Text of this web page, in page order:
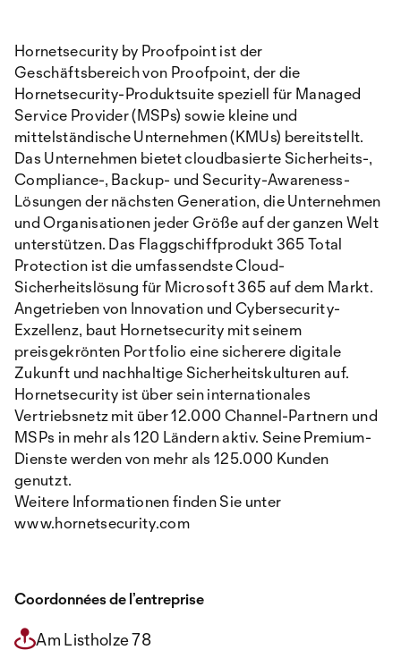
Hornetsecurity by Proofpoint ist der
Geschäftsbereich von Proofpoint, der die
Hornetsecurity-Produktsuite speziell für Managed
Service Provider (MSPs) sowie kleine und
mittelständische Unternehmen (KMUs) bereitstellt.
Das Unternehmen bietet cloudbasierte Sicherheits-,
Compliance-, Backup- und Security-Awareness-
Lösungen der nächsten Generation, die Unternehmen
und Organisationen jeder Größe auf der ganzen Welt
unterstützen. Das Flaggschiffprodukt 365 Total
Protection ist die umfassendste Cloud-
Sicherheitslösung für Microsoft 365 auf dem Markt.
Angetrieben von Innovation und Cybersecurity-
Exzellenz, baut Hornetsecurity mit seinem
preisgekrönten Portfolio eine sicherere digitale
Zukunft und nachhaltige Sicherheitskulturen auf.
Hornetsecurity ist über sein internationales
Vertriebsnetz mit über 12.000 Channel-Partnern und
MSPs in mehr als 120 Ländern aktiv. Seine Premium-
Dienste werden von mehr als 125.000 Kunden
genutzt.
Weitere Informationen finden Sie unter
www.hornetsecurity.com
Coordonnées de l’entreprise
Am Listholze 78